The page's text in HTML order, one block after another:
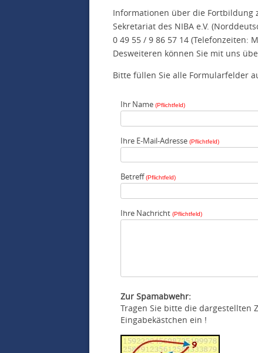
Informationen über die Fortbildung
Sekretariat des NIBA e.V.
0 49 55 / 9 86 57 14 (Telefonzeiten:
Desweiteren können Sie mit uns
Bitte füllen Sie alle Formularfelder
Ihr Name (Pflichtfeld)
Ihre E-Mail-Adresse (Pflichtfeld)
Betreff(Pflichtfeld)
Ihre Nachricht (Pflichtfeld)
Zur Spamabwehr:
Tragen Sie bitte die dargestellten
Eingabekästchen ein !